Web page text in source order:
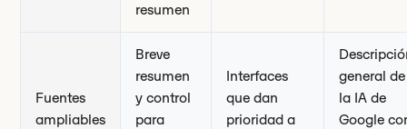
resumen
Fuentes
ampliables
Breve
resumen
y control
para
Interfaces
que dan
prioridad a
general de
la IA de
Google